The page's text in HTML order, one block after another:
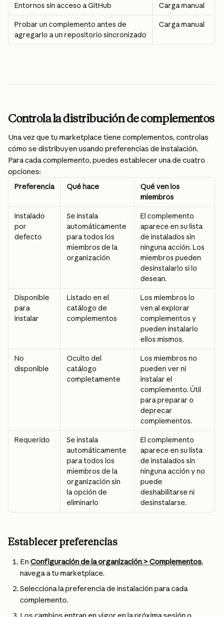
Entornos sin acceso a GitHub Carga manual
Probar un complemento antes de
agregarlo a un repositorio sincronizado
Carga manual
Controla la distribución de complementos
Una vez que tu marketplace tiene complementos, controlas
cómo se distribuyen usando preferencias de instalación.
Para cada complemento, puedes establecer una de cuatro
opciones:
Preferencia Qué hace
Qué ven los
miembros
Instalado
por
defecto
Se instala
automáticamente
para todos los
miembros de la
organización
El complemento
aparece en su lista
de instalados sin
ninguna acción. Los
miembros pueden
desinstalarlo si lo
desean.
Disponible
para
instalar
Listado en el
catálogo de
complementos
Los miembros lo
ven al explorar
complementos y
pueden instalarlo
ellos mismos.
No
disponible
Oculto del
catálogo
completamente
Los miembros no
pueden ver ni
instalar el
complemento. Útil
para preparar o
deprecar
complementos.
Requerido
Se instala
automáticamente
para todos los
miembros de la
organización sin
la opción de
eliminarlo
El complemento
aparece en su lista
de instalados sin
ninguna acción y no
puede
deshabilitarse ni
desinstalarse.
Establecer preferencias
En Configuración de la organización > Complementos,
navega a tu marketplace.
Selecciona la preferencia de instalación para cada
complemento.